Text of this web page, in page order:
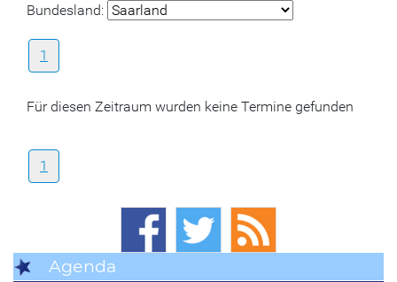
Bundesland:
1
Für diesen Zeitraum wurden keine Termine gefunden
1
Agenda